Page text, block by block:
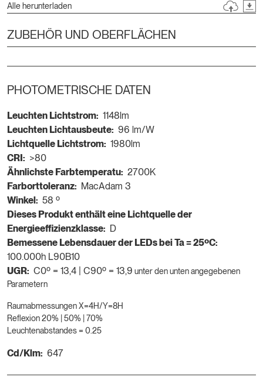
Alle herunterladen
ZUBEHÖR UND OBERFLÄCHEN
PHOTOMETRISCHE DATEN
Leuchten Lichtstrom: 1148lm
Leuchten Lichtausbeute: 96 lm/W
Lichtquelle Lichtstrom: 1980lm
CRI: >80
Ähnlichste Farbtemperatu: 2700K
Farborttoleranz: MacAdam 3
Winkel: 58 º
Dieses Produkt enthält eine Lichtquelle der
Energieeffizienzklasse: D
Bemessene Lebensdauer der LEDs bei Ta = 25ºC:
100.000h L90B10
UGR: C0º = 13,4 | C90º = 13,9 unter den unten angegebenen
Parametern
Raumabmessungen X=4H/Y=8H
Reflexion 20% | 50% | 70%
Leuchtenabstandes = 0.25
Cd/Klm: 647